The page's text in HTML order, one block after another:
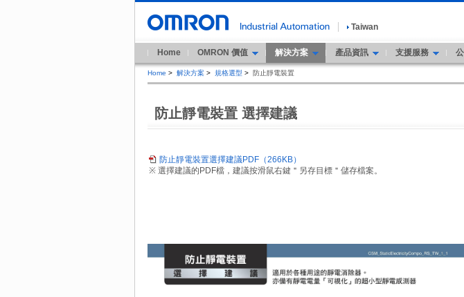
Taiwan
Home OMRON 價值 解決方案 產品資訊 支援服務
Home > 解決方案 > 規格選型 > 防止靜電裝置
防止靜電裝置 選擇建議
防止靜電裝置選擇建議PDF（266KB）
※ 選擇建議的PDF檔，建議按滑鼠右鍵＂另存目標＂儲存檔案。